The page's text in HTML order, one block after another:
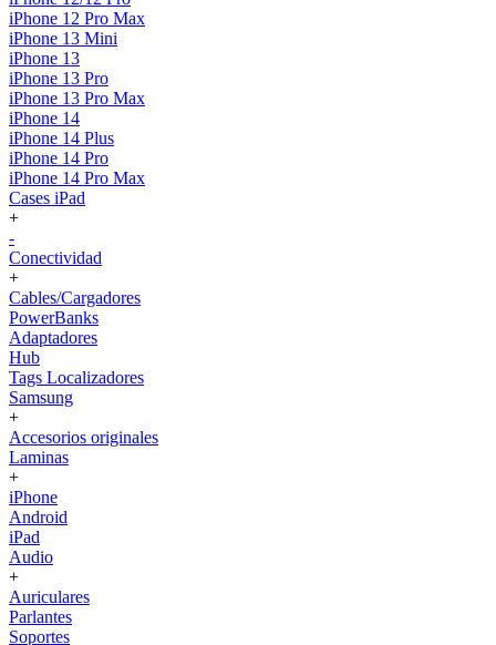
iPhone 12 Pro Max
iPhone 13 Mini
iPhone 13
iPhone 13 Pro
iPhone 13 Pro Max
iPhone 14
iPhone 14 Plus
iPhone 14 Pro
iPhone 14 Pro Max
Cases iPad
+
-
Conectividad
+
Cables/Cargadores
PowerBanks
Adaptadores
Hub
Tags Localizadores
Samsung
+
Accesorios originales
Laminas
+
iPhone
Android
iPad
Audio
+
Auriculares
Parlantes
Soportes